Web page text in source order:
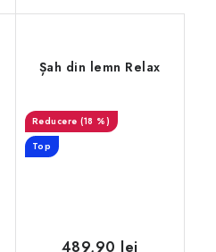
Șah din lemn Relax
(18 %)
Top
489,90 lei